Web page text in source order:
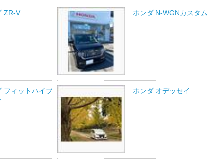
ZR-V ホンダ N-WGNカスタム
フィットハイブ
ホンダ オデッセイ